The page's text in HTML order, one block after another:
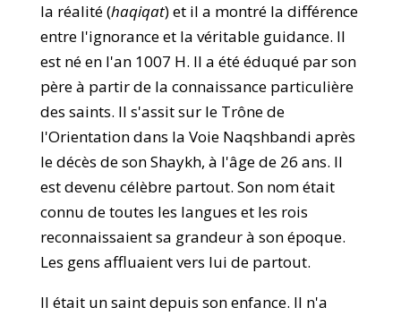
la réalité (haqiqat) et il a montré la différence
entre l'ignorance et la véritable guidance. Il
est né en l'an 1007 H. Il a été éduqué par son
père à partir de la connaissance particulière
des saints. Il s'assit sur le Trône de
l'Orientation dans la Voie Naqshbandi après
le décès de son Shaykh, à l'âge de 26 ans. Il
est devenu célèbre partout. Son nom était
connu de toutes les langues et les rois
reconnaissaient sa grandeur à son époque.
Les gens affluaient vers lui de partout.
Il était un saint depuis son enfance. Il n'a